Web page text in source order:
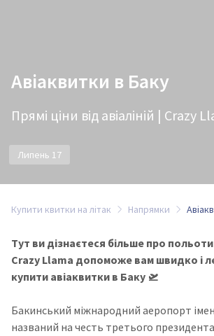
Авіаквитки в Баку
Прямі ціни від авіаліній | Crazy
Липень 17
Купити квитки на літак Напрямки
Тут ви дізнаєтеся більше про
Crazy Llama допоможе вам швидко і
купити авіаквитки в Баку 🛫
Бакинський міжнародний аеропорт
названий на честь третього